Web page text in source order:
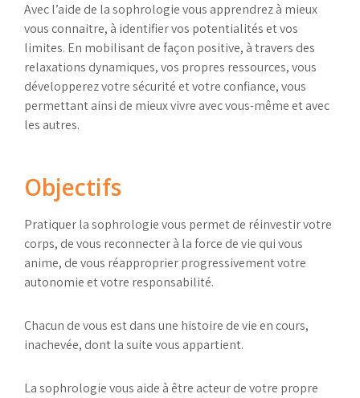
Avec l’aide de la sophrologie vous apprendrez à mieux
vous connaitre, à identifier vos potentialités et vos
limites. En mobilisant de façon positive, à travers des
relaxations dynamiques, vos propres ressources, vous
développerez votre sécurité et votre confiance, vous
permettant ainsi de mieux vivre avec vous-même et avec
les autres.
Objectifs
Pratiquer la sophrologie vous permet de réinvestir votre
corps, de vous reconnecter à la force de vie qui vous
anime, de vous réapproprier progressivement votre
autonomie et votre responsabilité.
Chacun de vous est dans une histoire de vie en cours,
inachevée, dont la suite vous appartient.
La sophrologie vous aide à être acteur de votre propre